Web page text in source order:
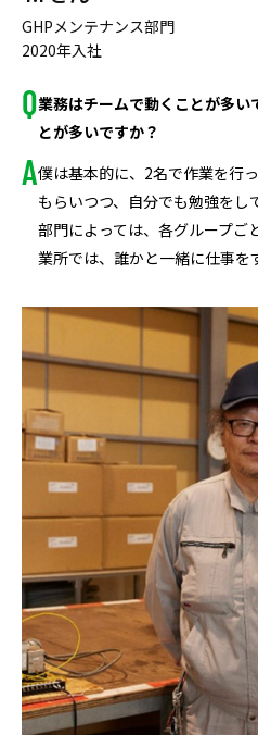
GHPメンテナンス部門
2020年入社
業務はチームで動くことが多い
とが多いですか？
僕は基本的に、2名で作業を行
もらいつつ、自分でも勉強をし
部門によっては、各グループご
業所では、誰かと一緒に仕事を